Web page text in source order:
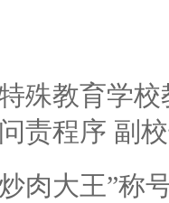
殊教育学
责程序 副
肉大王”称